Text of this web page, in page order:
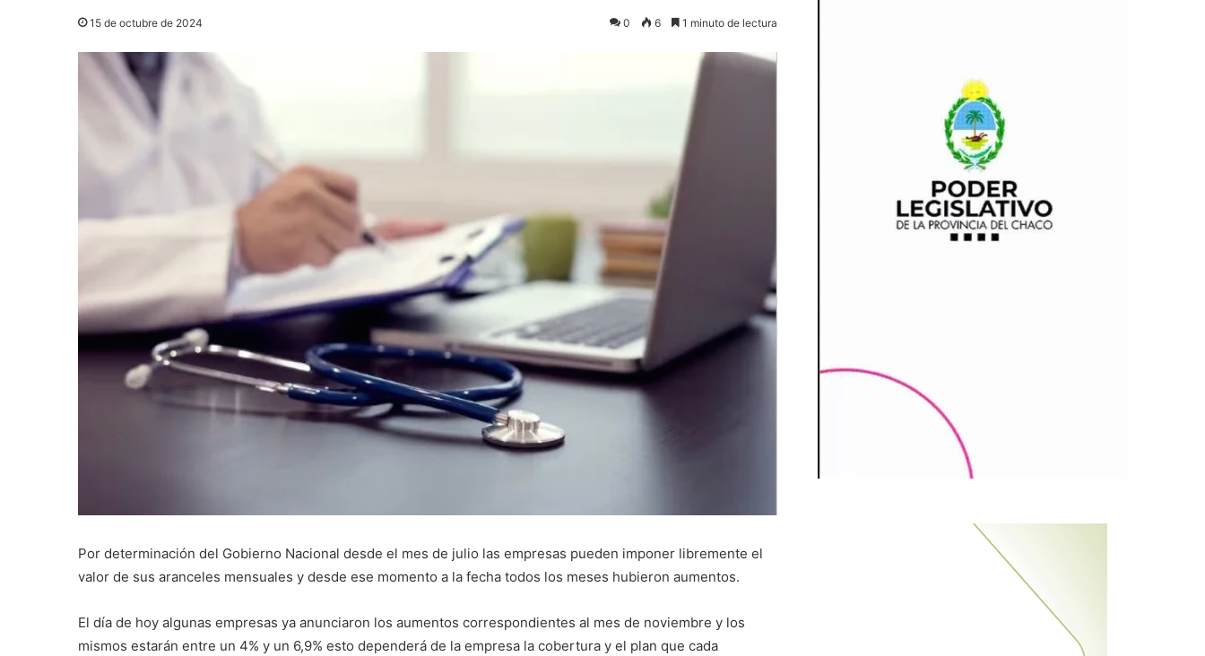
15 de octubre de 2024 0 6 1 minuto de lectura
Por determinación del Gobierno Nacional desde el mes de julio las empresas pueden imponer libremente el
valor de sus aranceles mensuales y desde ese momento a la fecha todos los meses hubieron aumentos.
El día de hoy algunas empresas ya anunciaron los aumentos correspondientes al mes de noviembre y los
mismos estarán entre un 4% y un 6,9% esto dependerá de la empresa la cobertura y el plan que cada